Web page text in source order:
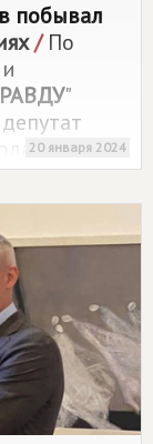
побывал
/По
"
Тедеев
20 января 2024